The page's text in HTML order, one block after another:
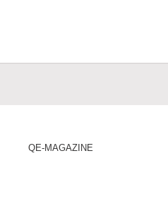
QE-MAGAZINE